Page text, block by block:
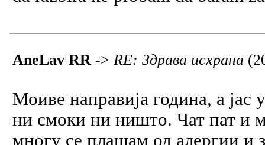
AneLav RR -> RE: Здрава исхрана
Моиве направија година, а
ни смоки ни ништо. Чат пат и
многу се плашам од алергии и